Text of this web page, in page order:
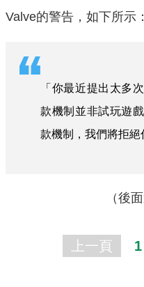
Valve的警告，如下所示：
「你最近提出太多
款機制並非試玩遊
款機制，我們將拒絕
（後
上一頁 1